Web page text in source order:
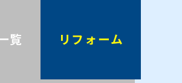
覧 リフォーム